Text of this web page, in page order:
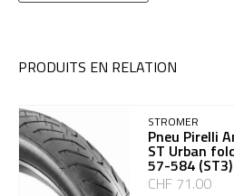
PRODUITS EN RELATION
STROMER
Pneu Pirelli
ST Urban
57-584 (ST3)
CHF 71.00